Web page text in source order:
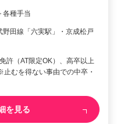
各種手当
田線「六実駅」・京成松戸
許（AT限定OK）、高卒以上
止むを得ない事由での中卒・
を見る